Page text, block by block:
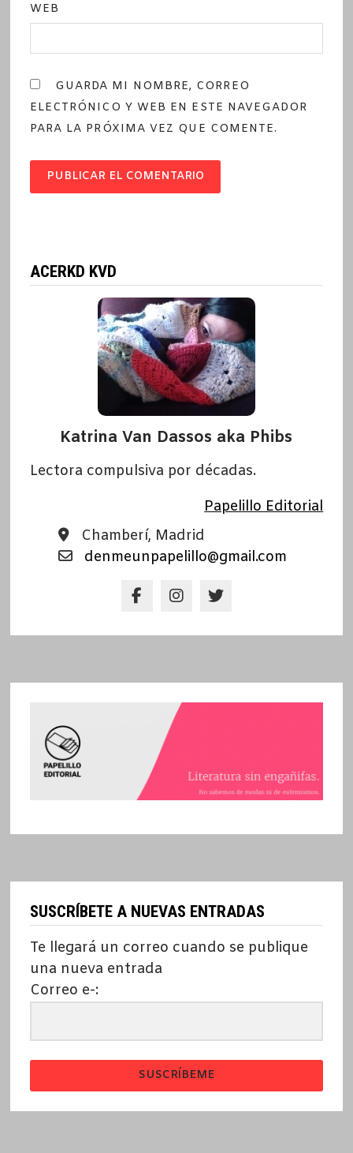
WEB
GUARDA MI NOMBRE, CORREO
ELECTRÓNICO Y WEB EN ESTE NAVEGADOR
PARA LA PRÓXIMA VEZ QUE COMENTE.
ACERKD KVD
Katrina Van Dassos aka Phibs
Lectora compulsiva por décadas.
Papelillo Editorial
Chamberí, Madrid
denmeunpapelillo@gmail.com
SUSCRÍBETE A NUEVAS ENTRADAS
Te llegará un correo cuando se publique
una nueva entrada
Correo e-:
SUSCRÍBEME